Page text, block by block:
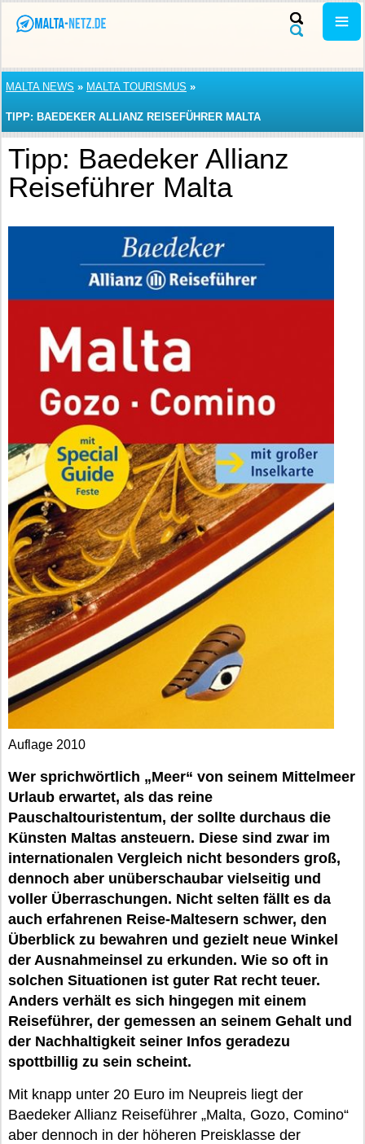
MALTA NEWS » MALTA TOURISMUS »
TIPP: BAEDEKER ALLIANZ REISEFÜHRER MALTA
Tipp: Baedeker Allianz
Reiseführer Malta
Auflage 2010
Wer sprichwörtlich „Meer“ von seinem Mittelmeer
Urlaub erwartet, als das reine
Pauschaltouristentum, der sollte durchaus die
Künsten Maltas ansteuern. Diese sind zwar im
internationalen Vergleich nicht besonders groß,
dennoch aber unüberschaubar vielseitig und
voller Überraschungen. Nicht selten fällt es da
auch erfahrenen Reise-Maltesern schwer, den
Überblick zu bewahren und gezielt neue Winkel
der Ausnahmeinsel zu erkunden. Wie so oft in
solchen Situationen ist guter Rat recht teuer.
Anders verhält es sich hingegen mit einem
Reiseführer, der gemessen an seinem Gehalt und
der Nachhaltigkeit seiner Infos geradezu
spottbillig zu sein scheint.
Mit knapp unter 20 Euro im Neupreis liegt der
Baedeker Allianz Reiseführer „Malta, Gozo, Comino“
aber dennoch in der höheren Preisklasse der